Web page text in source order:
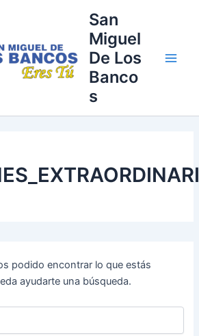
San
Miguel
De Los
Banco
s
podido encontrar lo que estás
ayudarte una búsqueda.